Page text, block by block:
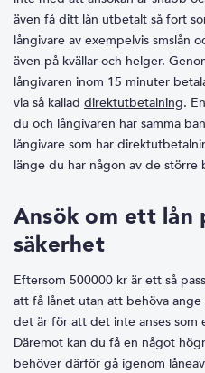
även få ditt lån utbetalt så fort
långivare av exempelvis smslån
även på kvällar och helger.
långivaren inom 15 minuter
via så kallad direktutbetalning.
du och långivaren har samma
långivare som har
länge du har någon av de större
Ansök om ett lån
säkerhet
Eftersom 500000 kr är ett så
att få lånet utan att behöva
det är för att det inte anses som
Däremot kan du få en något
behöver därför gå igenom